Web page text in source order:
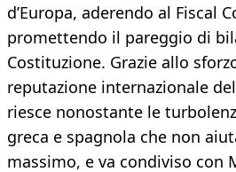
d’Europa, aderendo al Fiscal
promettendo il pareggio di
Costituzione. Grazie allo
reputazione internazionale
riesce nonostante le
greca e spagnola che non
massimo, e va condiviso con